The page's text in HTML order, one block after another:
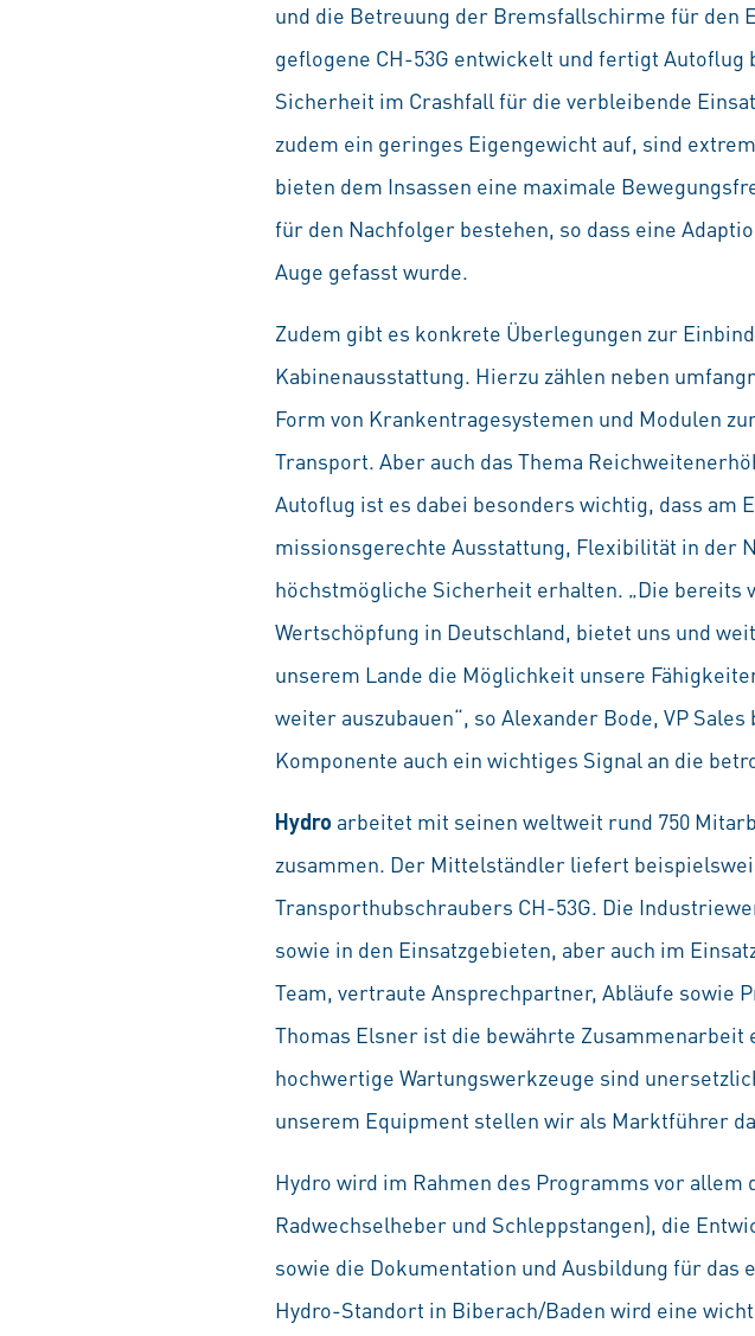
und die Betreuung der Bremsfallschirme für den
geflogene CH-53G entwickelt und fertigt
Sicherheit im Crashfall für die verbleibende
zudem ein geringes Eigengewicht auf, sind
bieten dem Insassen eine maximale
für den Nachfolger bestehen, so dass eine
Auge gefasst wurde.
Zudem gibt es konkrete Überlegungen zur
Kabinenausstattung. Hierzu zählen neben
Form von Krankentragesystemen und Modulen
Transport. Aber auch das Thema
Autoflug ist es dabei besonders wichtig, dass am
missionsgerechte Ausstattung, Flexibilität in der
höchstmögliche Sicherheit erhalten. „Die bereits
Wertschöpfung in Deutschland, bietet uns und
unserem Lande die Möglichkeit unsere
weiter auszubauen“, so Alexander Bode, VP
Komponente auch ein wichtiges Signal an die
Hydro arbeitet mit seinen weltweit rund 750
zusammen. Der Mittelständler liefert
Transporthubschraubers CH-53G. Die
sowie in den Einsatzgebieten, aber auch im
Team, vertraute Ansprechpartner, Abläufe sowie
Thomas Elsner ist die bewährte
hochwertige Wartungswerkzeuge sind
unserem Equipment stellen wir als Marktführer
Hydro wird im Rahmen des Programms vor
Radwechselheber und Schleppstangen), die
sowie die Dokumentation und Ausbildung für
Hydro-Standort in Biberach/Baden wird eine